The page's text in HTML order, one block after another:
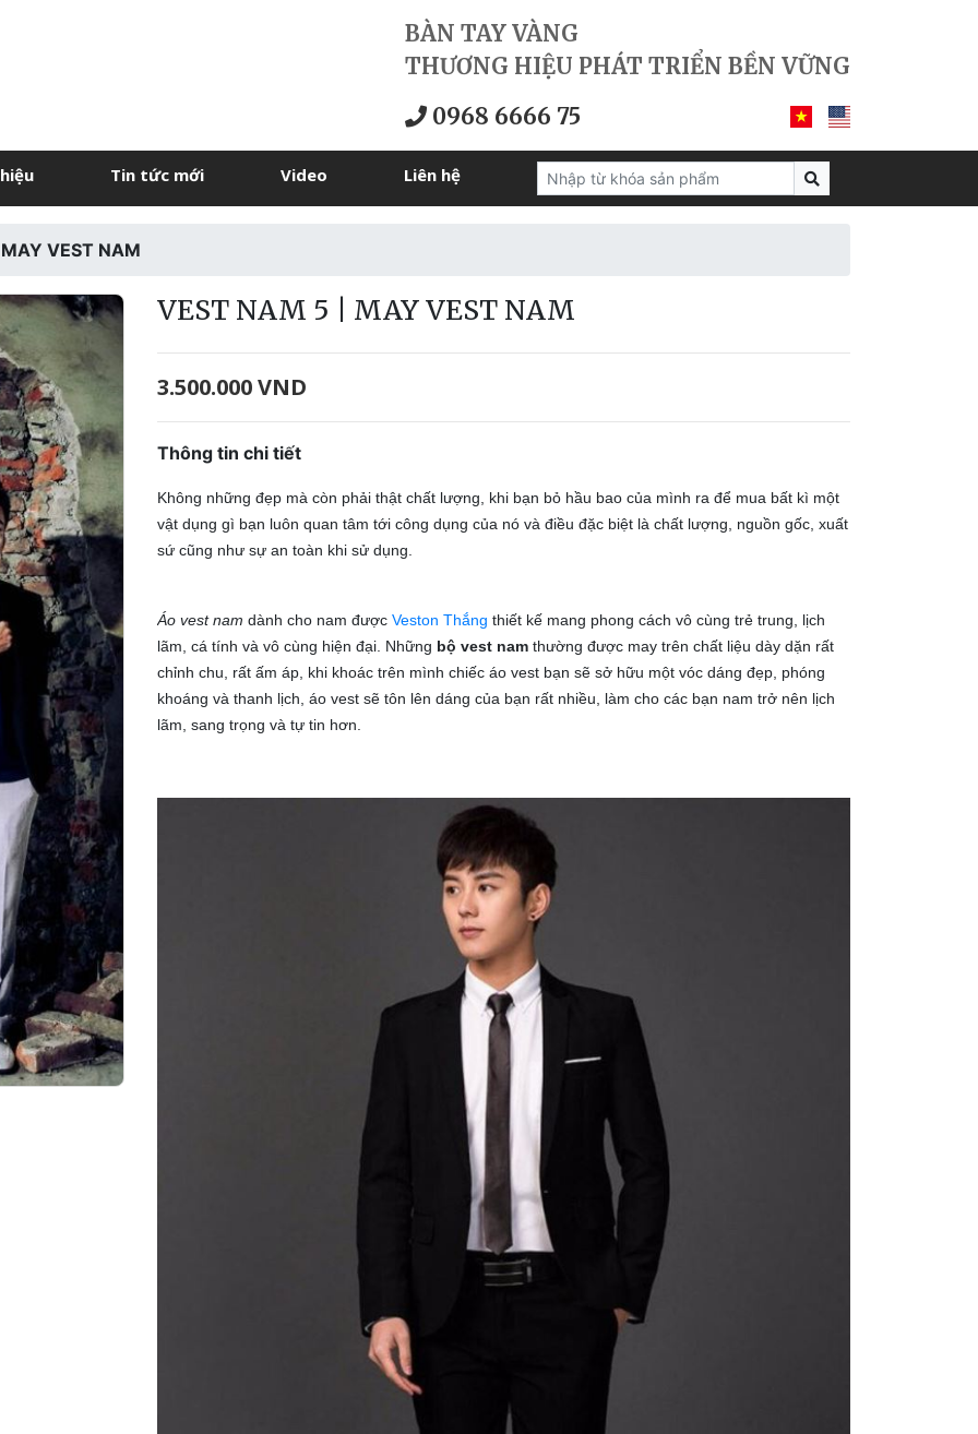
BÀN TAY VÀNG
THƯƠNG HIỆU PHÁT TRIỂN BỀN VỮNG
0968 6666 75
Tin tức mới Video Liên hệ
VEST NAM
VEST NAM 5 | MAY VEST NAM
3.500.000 VND
Thông tin chi tiết
Không những đẹp mà còn phải thật chất lượng, khi bạn bỏ hầu bao của mình ra để mua bất kì một
vật dụng gì bạn luôn quan tâm tới công dụng của nó và điều đặc biệt là chất lượng, nguồn gốc, xuất
sứ cũng như sự an toàn khi sử dụng.
Áo vest nam dành cho nam được Veston Thắng thiết kế mang phong cách vô cùng trẻ trung, lịch
lãm, cá tính và vô cùng hiện đại. Những bộ vest nam thường được may trên chất liệu dày dặn rất
chỉnh chu, rất ấm áp, khi khoác trên mình chiếc áo vest bạn sẽ sở hữu một vóc dáng đẹp, phóng
khoáng và thanh lịch, áo vest sẽ tôn lên dáng của bạn rất nhiều, làm cho các bạn nam trở nên lịch
lãm, sang trọng và tự tin hơn.